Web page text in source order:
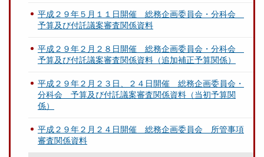
平成２９年５月１１日開催 総務企画委員会・分科会
予算及び付託議案審査関係資料
平成２９年２月２８日開催 総務企画委員会・分科会
予算及び付託議案審査関係資料（追加補正予算関係）
平成２９年２月２３日、２４日開催 総務企画委員会・
分科会 予算及び付託議案審査関係資料（当初予算関
係）
平成２９年２月２４日開催 総務企画委員会 所管事項
審査関係資料